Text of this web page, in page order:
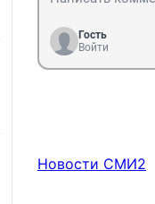
Гость
Войти
Новости СМИ2